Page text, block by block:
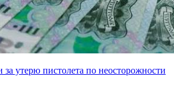
утерю пистолета по неосторожности